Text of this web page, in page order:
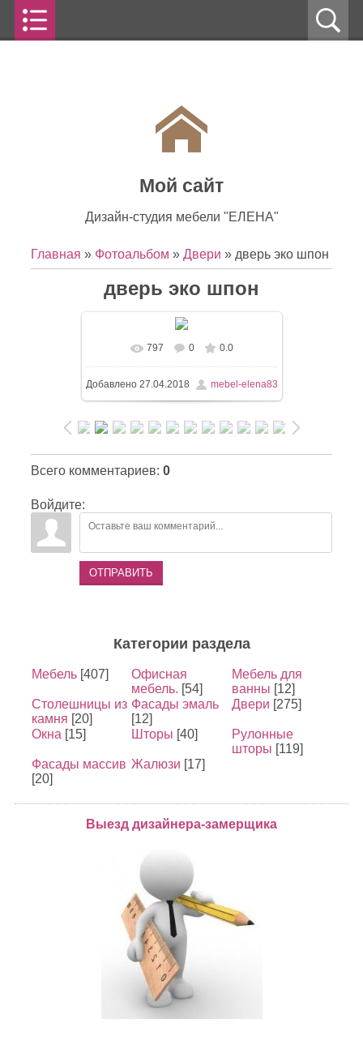
Мой сайт
Дизайн-студия мебели "ЕЛЕНА"
Главная » Фотоальбом » Двери » дверь эко шпон
дверь эко шпон
797 0 0.0
Добавлено27.04.2018 mebel-elena83
Всего комментариев: 0
Войдите:
ОТПРАВИТЬ
Категории раздела
Мебель [407]
Офисная
мебель. [54]
Мебель для
ванны [12]
Столешницы из
камня [20]
Фасады эмаль
[12]
Двери [275]
Окна [15] Шторы [40]
Рулонные
шторы [119]
Фасады массив
[20]
Жалюзи [17]
Выезд дизайнера-замерщика